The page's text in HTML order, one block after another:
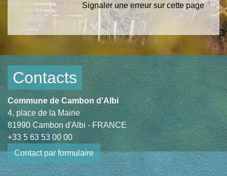
Signaler une erreur sur cette page
Contacts
Commune de Cambon d'Albi
4, place de la Mairie
81990 Cambon d'Albi - FRANCE
+33 5 63 53 00 00
Contact par formulaire